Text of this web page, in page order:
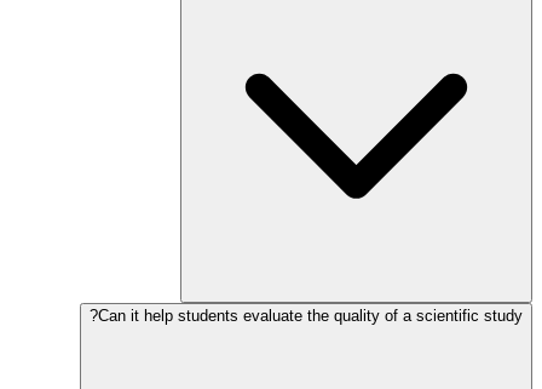
Can it help students evaluate the quality of a scientific study?